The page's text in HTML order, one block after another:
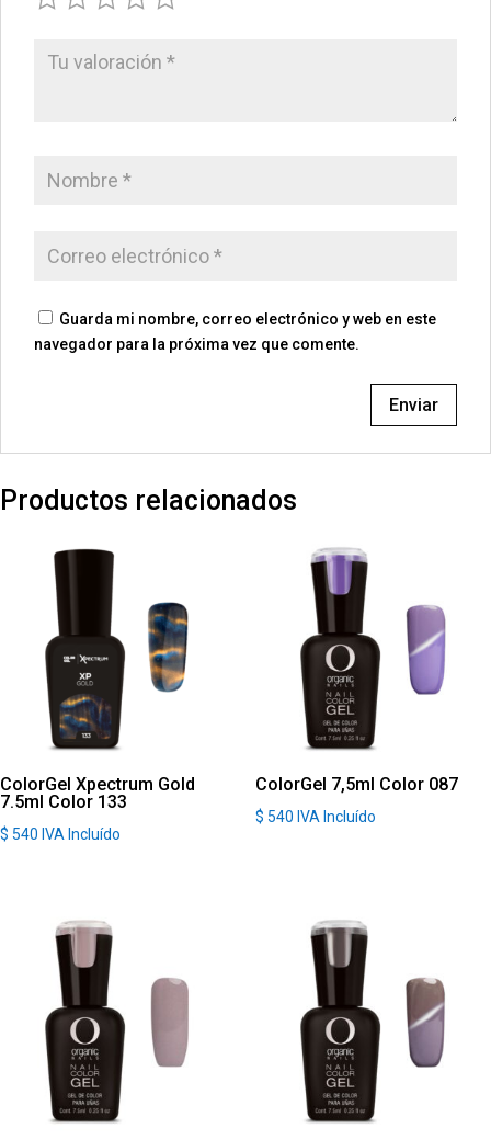
Guarda mi nombre, correo electrónico y web en este
navegador para la próxima vez que comente.
Productos relacionados
ColorGel Xpectrum Gold
7.5ml Color 133
$ 540 IVA Incluído
ColorGel 7,5ml Color 087
$ 540 IVA Incluído